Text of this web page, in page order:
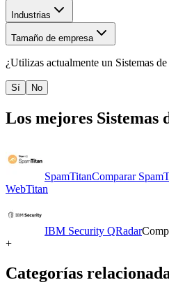
Industrias
Tamaño de empresa
¿Utilizas actualmente un Sistemas
Sí No
Los mejores Sistemas
SpamTitanComparar
WebTitan
IBM Security QRadar
+
Categorías